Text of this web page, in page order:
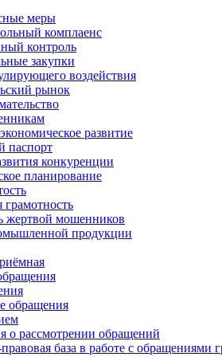
меры
комплаенс
контроль
закупки
воздействия
рынок
развитие
паспорт
конкуренции
планирование
жертвой мошенников
продукции
обращения
о рассмотрении обращений
база в работе с обращениями